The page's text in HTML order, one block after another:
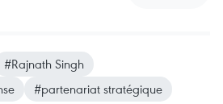
#Rajnath Singh
#partenariat stratégique